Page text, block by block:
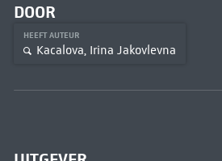
DOOR
HEEFT AUTEUR
Kacalova, Irina Jakovlevna